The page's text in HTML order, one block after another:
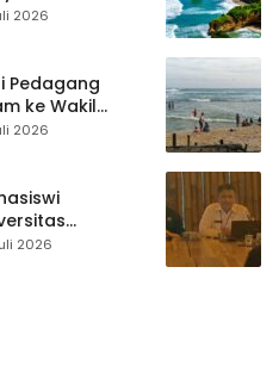
Asal
Streaming
2026
Pedagang
ke Wakil
DPRD, H.
Cisaat
2026
2026